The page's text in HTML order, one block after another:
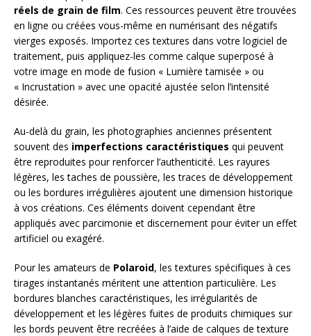
réels de grain de film. Ces ressources peuvent être trouvées
en ligne ou créées vous-même en numérisant des négatifs
vierges exposés. Importez ces textures dans votre logiciel de
traitement, puis appliquez-les comme calque superposé à
votre image en mode de fusion « Lumière tamisée » ou
« Incrustation » avec une opacité ajustée selon l’intensité
désirée.
Au-delà du grain, les photographies anciennes présentent
souvent des imperfections caractéristiques qui peuvent
être reproduites pour renforcer l’authenticité. Les rayures
légères, les taches de poussière, les traces de développement
ou les bordures irrégulières ajoutent une dimension historique
à vos créations. Ces éléments doivent cependant être
appliqués avec parcimonie et discernement pour éviter un effet
artificiel ou exagéré.
Pour les amateurs de Polaroid, les textures spécifiques à ces
tirages instantanés méritent une attention particulière. Les
bordures blanches caractéristiques, les irrégularités de
développement et les légères fuites de produits chimiques sur
les bords peuvent être recréées à l’aide de calques de texture